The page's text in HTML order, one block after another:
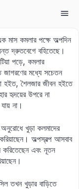
মাস কমলার পক্ষে অল্পদিন
দ্রুতবেগে বহিতেছে।
পড়ে, কমলার
জাগরণের মধ্যে সচেতন
হইত, শৈলজার জীবন হইতে
হৃদয়ের উপরে না
না।
অনুরোধে খুড়া কলমাদের
অল্পস্বল্প আসবাব
করিতেছেন এবং নূতন
তখন খুড়ার বাড়িতে
up